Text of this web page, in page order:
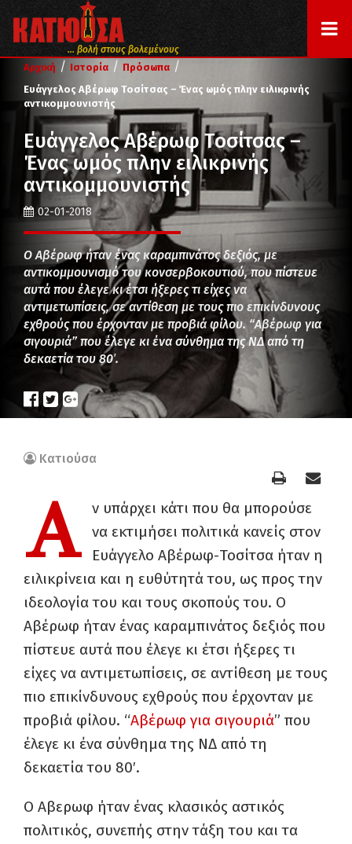
... βολή στους βολεμένους
Αρχική / Ιστορία / Πρόσωπα /
Ευάγγελος Αβέρωφ Τοσίτσας – Ένας ωμός πλην ειλικρινής
αντικομμουνιστής
Ευάγγελος Αβέρωφ Τοσίτσας –
Ένας ωμός πλην ειλικρινής
αντικομμουνιστής
02-01-2018
Ο Αβέρωφ ήταν ένας καραμπινάτος δεξιός, με
αντικομμουνισμό του κονσερβοκουτιού, που πίστευε
αυτά που έλεγε κι έτσι ήξερες τι είχες να
αντιμετωπίσεις, σε αντίθεση με τους πιο επικίνδυνους
εχθρούς που έρχονταν με προβιά φίλου. “Αβέρωφ για
σιγουριά” που έλεγε κι ένα σύνθημα της ΝΔ από τη
δεκαετία του 80′.
Κατιούσα
Α
ν υπάρχει κάτι που θα μπορούσε
να εκτιμήσει πολιτικά κανείς στον
Ευάγγελο Αβέρωφ-Τοσίτσα ήταν η
ειλικρίνεια και η ευθύτητά του, ως προς την
ιδεολογία του και τους σκοπούς του. Ο
Αβέρωφ ήταν ένας καραμπινάτος δεξιός που
πίστευε αυτά που έλεγε κι έτσι ήξερες τι
είχες να αντιμετωπίσεις, σε αντίθεση με τους
πιο επικίνδυνους εχθρούς που έρχονταν με
προβιά φίλου. “Αβέρωφ για σιγουριά” που
έλεγε κι ένα σύνθημα της ΝΔ από τη
δεκαετία του 80′.
Ο Αβερωφ ήταν ένας κλασικός αστικός
πολιτικός, συνεπής στην τάξη του και τα